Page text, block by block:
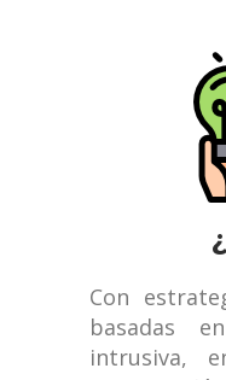
Con
basadas
intrusiva,